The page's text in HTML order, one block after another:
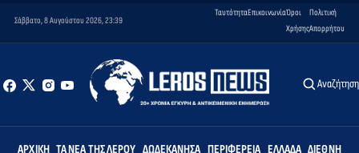
Σάββατο, 8 Αυγούστου 2026, 23:39
ΤαυτότηταΕπικοινωνίαΌροι
Χρήσης
Πολιτική
Απορρήτου
Αναζήτηση
ΑΡΧΙΚΉ ΤΑ ΝΈΑ ΤΗΣ ΛΈΡΟΥ ΔΩΔΕΚΆΝΗΣΑ ΠΕΡΙΦΈΡΕΙΑ ΕΛΛΆΔΑ ΔΙΕΘΝΉ